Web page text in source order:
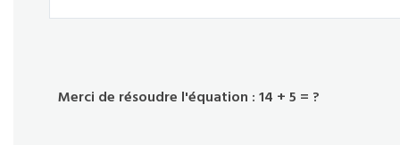
Merci de résoudre l'équation : 14 + 5 = ?